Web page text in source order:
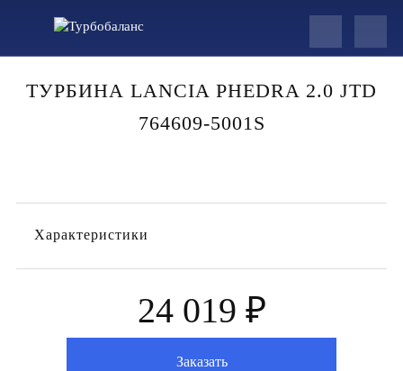
ТУРБИНА LANCIA PHEDRA 2.0 JTD
764609-5001S
Характеристики
24 019 ₽
Заказать